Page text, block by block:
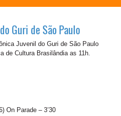
Guri de São Paulo
Juvenil do Guri de São Paulo
de Cultura Brasilândia as 11h.
On Parade – 3’30